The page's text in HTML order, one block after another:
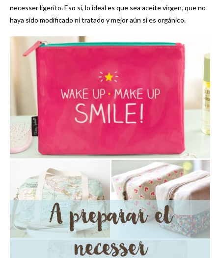
necesser ligerito. Eso sí, lo ideal es que sea aceite virgen, que no
haya sido modificado ni tratado y mejor aún si es orgánico.